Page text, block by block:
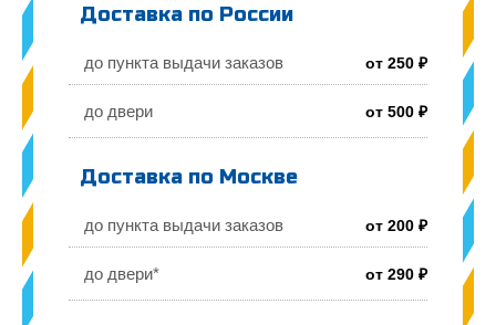
Доставка по России
до пункта выдачи заказов от 250 ₽
до двери от 500 ₽
Доставка по Москве
до пункта выдачи заказов от 200 ₽
до двери* от 290 ₽